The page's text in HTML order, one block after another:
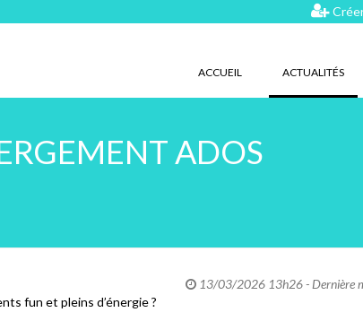
ACCUEIL ACTUALITÉS
ADOS
13/03/2026 13h26 - Dernière
fun et pleins d’énergie ?